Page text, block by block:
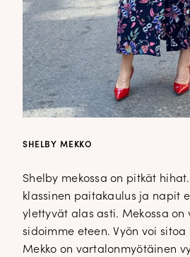
SHELBY MEKKO
Shelby mekossa on pitkät
klassinen paitakaulus ja napit
ylettyvät alas asti. Mekossa on
sidoimme eteen. Vyön voi sitoa
Mekko on vartalonmyötäinen